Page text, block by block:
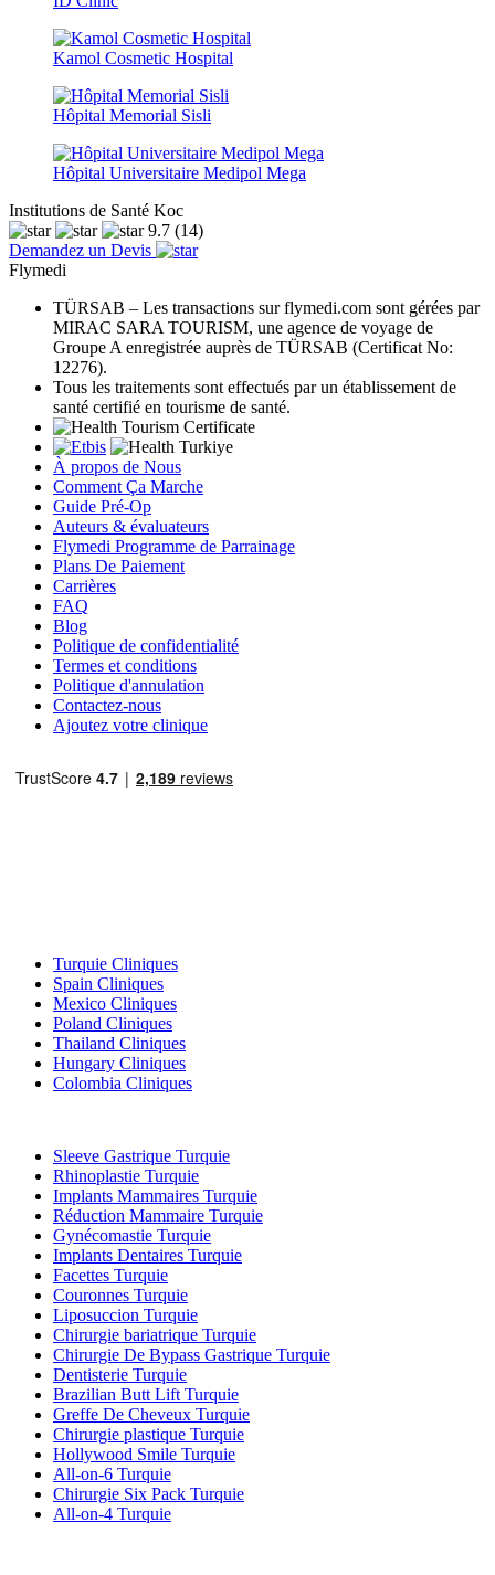
Kamol Cosmetic Hospital
Hôpital Memorial Sisli
Hôpital Universitaire Medipol Mega
Institutions de Santé Koc
9.7 (14)
Demandez un Devis
Flymedi
TÜRSAB – Les transactions sur flymedi.com sont gérées par
MIRAC SARA TOURISM, une agence de voyage de
Groupe A enregistrée auprès de TÜRSAB (Certificat No:
12276).
Tous les traitements sont effectués par un établissement de
santé certifié en tourisme de santé.
À propos de Nous
Comment Ça Marche
Guide Pré-Op
Auteurs & évaluateurs
Flymedi Programme de Parrainage
Plans De Paiement
Carrières
FAQ
Blog
Politique de confidentialité
Termes et conditions
Politique d'annulation
Contactez-nous
Ajoutez votre clinique
Turquie Cliniques
Spain Cliniques
Mexico Cliniques
Poland Cliniques
Thailand Cliniques
Hungary Cliniques
Colombia Cliniques
Sleeve Gastrique Turquie
Rhinoplastie Turquie
Implants Mammaires Turquie
Réduction Mammaire Turquie
Gynécomastie Turquie
Implants Dentaires Turquie
Facettes Turquie
Couronnes Turquie
Liposuccion Turquie
Chirurgie bariatrique Turquie
Chirurgie De Bypass Gastrique Turquie
Dentisterie Turquie
Brazilian Butt Lift Turquie
Greffe De Cheveux Turquie
Chirurgie plastique Turquie
Hollywood Smile Turquie
All-on-6 Turquie
Chirurgie Six Pack Turquie
All-on-4 Turquie